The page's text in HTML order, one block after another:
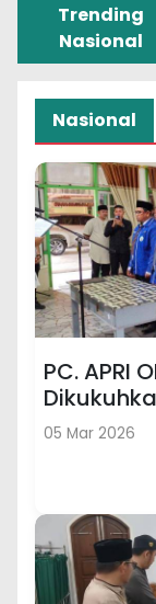
Trending
Nasional
Nasional
PC. APRI
05 Mar 2026